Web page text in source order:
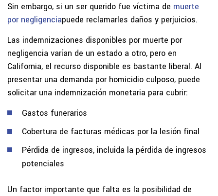
Sin embargo, si un ser querido fue víctima de muerte
por negligenciapuede reclamarles daños y perjuicios.
Las indemnizaciones disponibles por muerte por
negligencia varían de un estado a otro, pero en
California, el recurso disponible es bastante liberal. Al
presentar una demanda por homicidio culposo, puede
solicitar una indemnización monetaria para cubrir:
Gastos funerarios
Cobertura de facturas médicas por la lesión final
Pérdida de ingresos, incluida la pérdida de ingresos
potenciales
Un factor importante que falta es la posibilidad de